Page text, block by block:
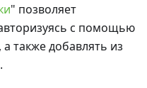
" позволяет
с помощью
также добавлять из